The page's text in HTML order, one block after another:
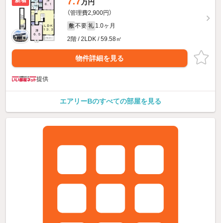
万円
（管理費2,900円）
敷 不要 礼 1.0ヶ月
2階 / 2LDK / 59.58㎡
物件詳細を見る
提供
エアリーBのすべての部屋を見る